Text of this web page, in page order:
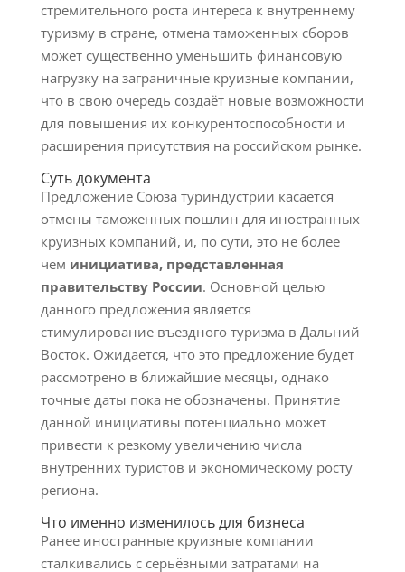
стремительного роста интереса к внутреннему
туризму в стране, отмена таможенных сборов
может существенно уменьшить финансовую
нагрузку на заграничные круизные компании,
что в свою очередь создаёт новые возможности
для повышения их конкурентоспособности и
расширения присутствия на российском рынке.
Суть документа
Предложение Союза туриндустрии касается
отмены таможенных пошлин для иностранных
круизных компаний, и, по сути, это не более
чем инициатива, представленная
правительству России. Основной целью
данного предложения является
стимулирование въездного туризма в Дальний
Восток. Ожидается, что это предложение будет
рассмотрено в ближайшие месяцы, однако
точные даты пока не обозначены. Принятие
данной инициативы потенциально может
привести к резкому увеличению числа
внутренних туристов и экономическому росту
региона.
Что именно изменилось для бизнеса
Ранее иностранные круизные компании
сталкивались с серьёзными затратами на